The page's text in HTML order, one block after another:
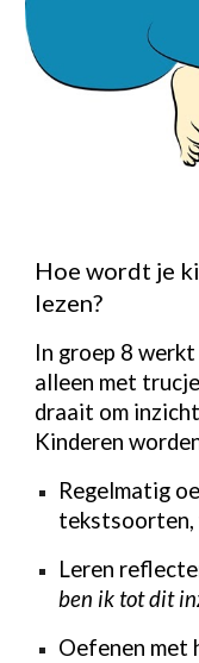
Hoe wordt je
lezen?
In groep 8
alleen met
draait om
Kinderen
Regelmatig
Leren
ben ik tot dit
Oefenen met